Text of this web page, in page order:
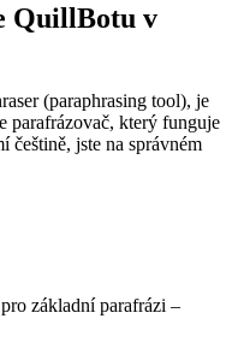
QuillBotu v
(paraphrasing tool), je
parafrázovač, který funguje
češtině, jste na správném
základní parafrázi –